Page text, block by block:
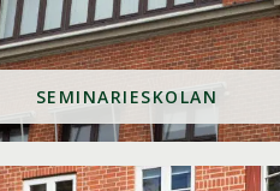
SEMINARIESKOLAN